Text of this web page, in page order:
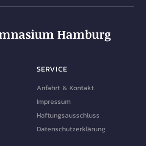
Hamburg
SERVICE
Anfahrt & Kontakt
Impressum
Haftungsausschluss
Datenschutzerklärung